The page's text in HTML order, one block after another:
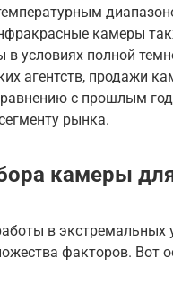
камеры
в условиях полной
агентств, продажи
с прошлым
рынка.
камеры
в экстремальных
факторов. Вот